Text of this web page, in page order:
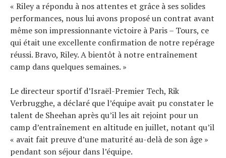
« Riley a répondu à nos attentes et grâce à ses solides
performances, nous lui avons proposé un contrat avant
même son impressionnante victoire à Paris – Tours, ce
qui était une excellente confirmation de notre repérage
réussi. Bravo, Riley. A bientôt à notre entraînement
camp dans quelques semaines. »
Le directeur sportif d’Israël-Premier Tech, Rik
Verbrugghe, a déclaré que l’équipe avait pu constater le
talent de Sheehan après qu’il les ait rejoint pour un
camp d’entraînement en altitude en juillet, notant qu’il
« avait fait preuve d’une maturité au-delà de son âge »
pendant son séjour dans l’équipe.